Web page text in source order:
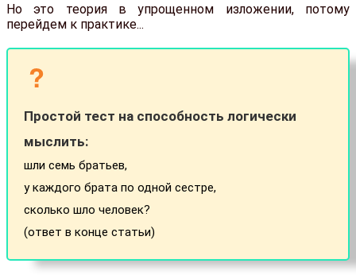
Но это теория в упрощенном изложении, потому
перейдем к практике...
Простой тест на способность логически
мыслить:
шли семь братьев,
у каждого брата по одной сестре,
сколько шло человек?
(ответ в конце статьи)